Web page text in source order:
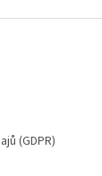
(GDPR)